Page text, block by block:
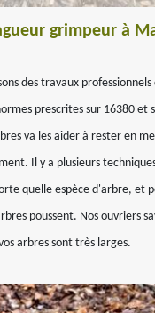
grimpeur à
des travaux
prescrites sur 16380 et
va les aider à rester en
Il y a plusieurs
quelle espèce d'arbre, et
poussent. Nos ouvriers
arbres sont très larges.